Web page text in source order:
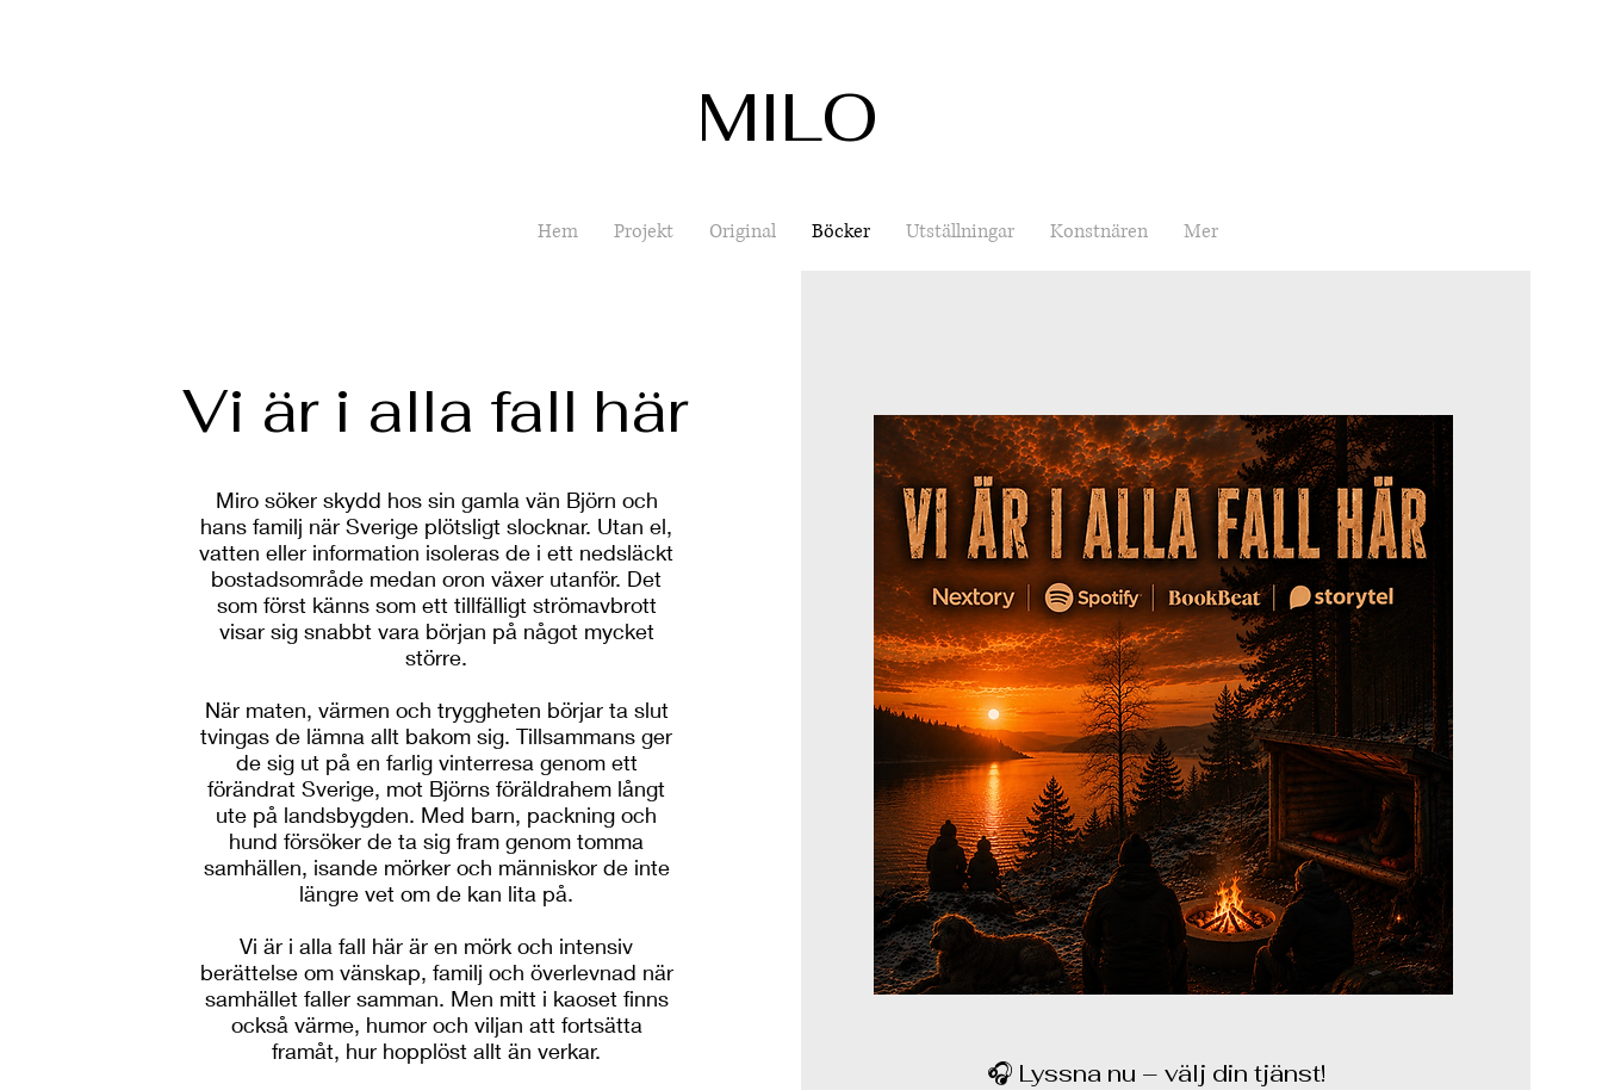
MILO
Hem Projekt Original Böcker Utställningar Konstnären Mer
Vi är i alla fall här
Miro söker skydd hos sin gamla vän Björn och
hans familj när Sverige plötsligt slocknar. Utan el,
vatten eller information isoleras de i ett nedsläckt
bostadsområde medan oron växer utanför. Det
som först känns som ett tillfälligt strömavbrott
visar sig snabbt vara början på något mycket
större.
När maten, värmen och tryggheten börjar ta slut
tvingas de lämna allt bakom sig. Tillsammans ger
de sig ut på en farlig vinterresa genom ett
förändrat Sverige, mot Björns föräldrahem långt
ute på landsbygden. Med barn, packning och
hund försöker de ta sig fram genom tomma
samhällen, isande mörker och människor de inte
längre vet om de kan lita på.
Vi är i alla fall här är en mörk och intensiv
berättelse om vänskap, familj och överlevnad när
samhället faller samman. Men mitt i kaoset finns
också värme, humor och viljan att fortsätta
framåt, hur hopplöst allt än verkar.
🎧 Lyssna nu – välj din tjänst!